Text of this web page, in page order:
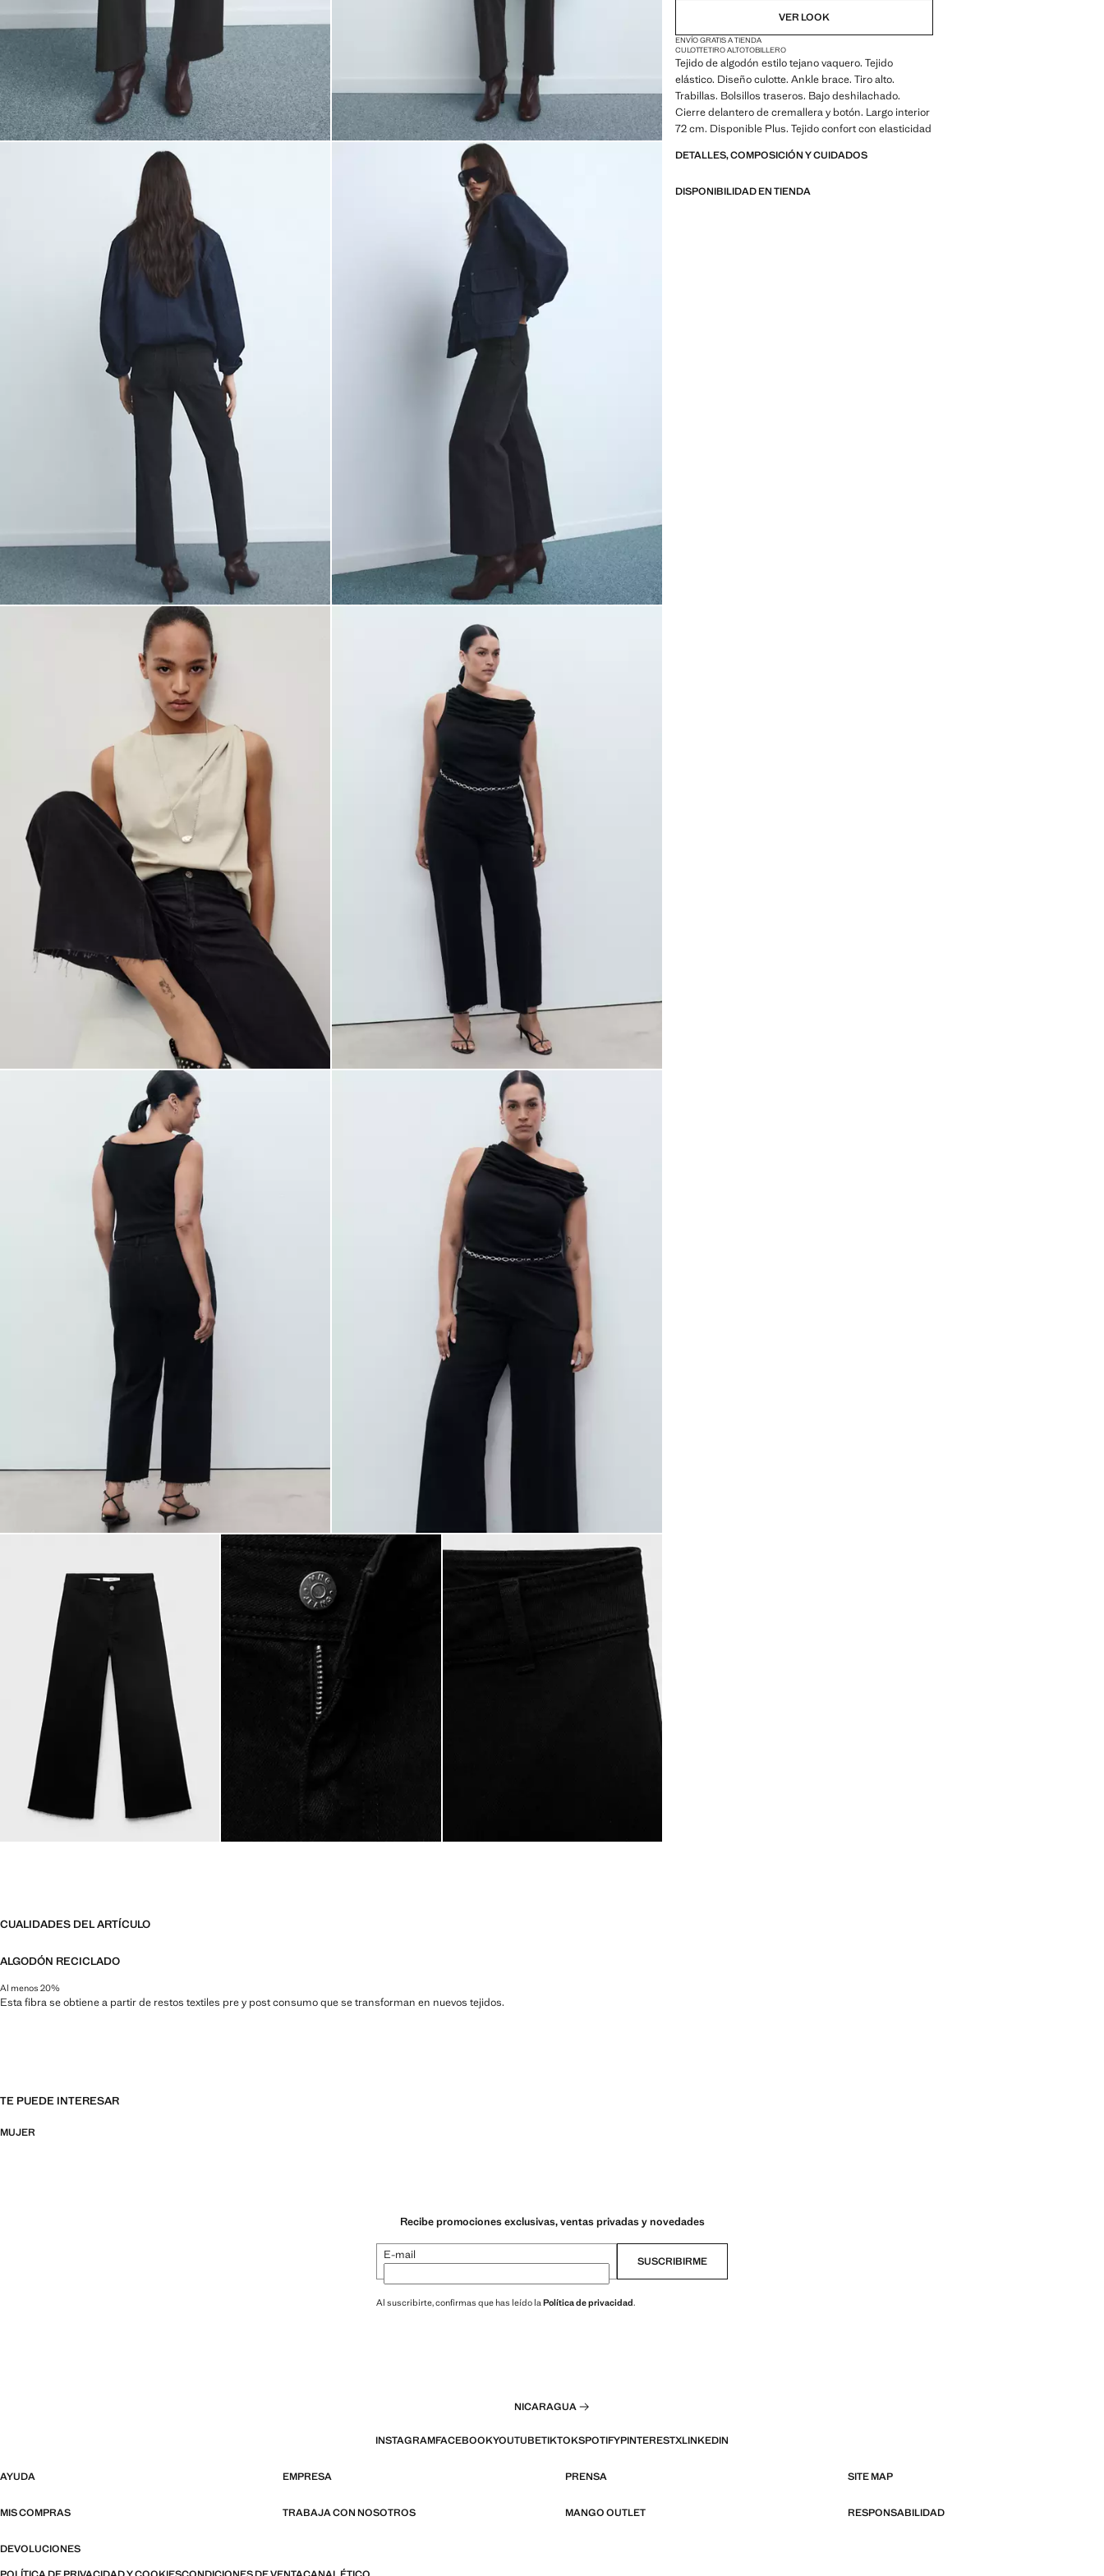
VER LOOK
ENVÍO GRATIS A TIENDA
CULOTTETIRO ALTOTOBILLERO
Tejido de algodón estilo tejano vaquero. Tejido
elástico. Diseño culotte. Ankle brace. Tiro alto.
Trabillas. Bolsillos traseros. Bajo deshilachado.
Cierre delantero de cremallera y botón. Largo interior
72 cm. Disponible Plus. Tejido confort con elasticidad
DETALLES, COMPOSICIÓN Y CUIDADOS
DISPONIBILIDAD EN TIENDA
CUALIDADES DEL ARTÍCULO
ALGODÓN RECICLADO
Al menos 20%
Esta fibra se obtiene a partir de restos textiles pre y post consumo que se transforman en nuevos tejidos.
TE PUEDE INTERESAR
MUJER
Recibe promociones exclusivas, ventas privadas y novedades
E-mail SUSCRIBIRME
Al suscribirte, confirmas que has leído laPolítica de privacidad.
NICARAGUA
INSTAGRAMFACEBOOKYOUTUBETIKTOKSPOTIFYPINTERESTXLINKEDIN
AYUDA EMPRESA PRENSA SITE MAP
MIS COMPRAS TRABAJA CON NOSOTROS MANGO OUTLET RESPONSABILIDAD
DEVOLUCIONES